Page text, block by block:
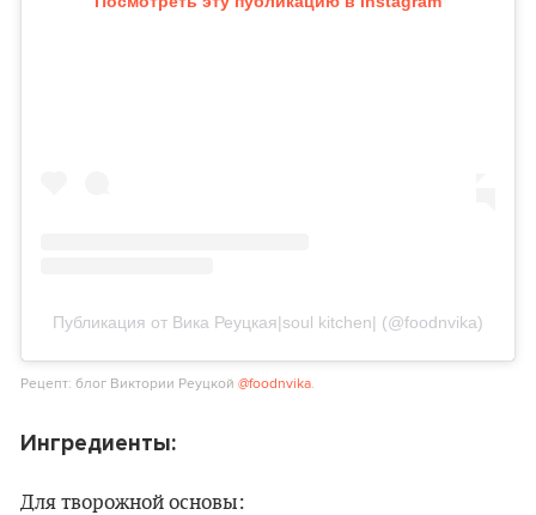
Публикация от Вика Реуцкая|soul kitchen| (@foodnvika)
Рецепт: блог Виктории Реуцкой @foodnvika.
Ингредиенты:
Для творожной основы: